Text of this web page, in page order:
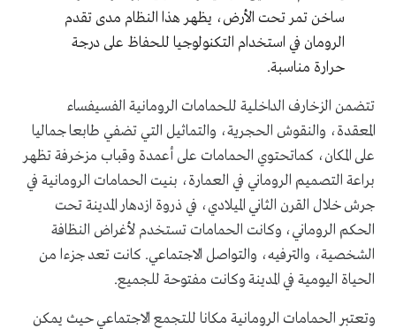
ساخن تمر تحت الأرض، يظهر هذا النظام مدى تقدم
الرومان في استخدام التكنولوجيا للحفاظ على درجة
حرارة مناسبة.
تتضمن الزخارف الداخلية للحمامات الرومانية الفسيفساء
المعقدة، والنقوش الحجرية، والتماثيل التي تضفي طابعا جماليا
على المكان، كماتحتوي الحمامات على أعمدة وقباب مزخرفة تظهر
براعة التصميم الروماني في العمارة، بنيت الحمامات الرومانية في
جرش خلال القرن الثاني الميلادي، في ذروة ازدهار المدينة تحت
الحكم الروماني، وكانت الحمامات تستخدم لأغراض النظافة
الشخصية، والترفيه، والتواصل الاجتماعي. كانت تعد جزءا من
الحياة اليومية في المدينة وكانت مفتوحة للجميع.
وتعتبر الحمامات الرومانية مكانا للتجمع الاجتماعي حيث يمكن